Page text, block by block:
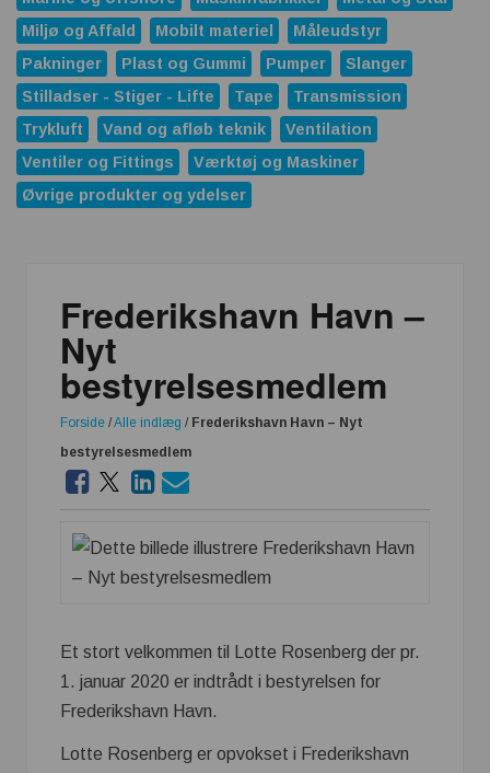
Miljø og Affald
Mobilt materiel
Måleudstyr
Pakninger
Plast og Gummi Pumper
Slanger
Stilladser - Stiger - Lifte
Tape
Transmission
Trykluft
Vand og afløb teknik
Ventilation
Ventiler og Fittings
Værktøj og Maskiner
Øvrige produkter og ydelser
Frederikshavn Havn –
Nyt
bestyrelsesmedlem
Forside /Alle indlæg / Frederikshavn Havn – Nyt
bestyrelsesmedlem
Et stort velkommen til Lotte Rosenberg der pr.
1. januar 2020 er indtrådt i bestyrelsen for
Frederikshavn Havn.
Lotte Rosenberg er opvokset i Frederikshavn